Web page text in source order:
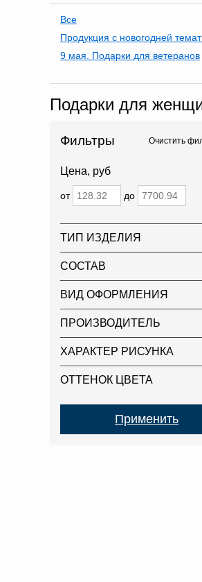
Все
Продукция с новогодней
9 мая. Подарки для ветеранов
Подарки для
Фильтры Очистить
Цена, руб
от до
ТИП ИЗДЕЛИЯ
СОСТАВ
ВИД ОФОРМЛЕНИЯ
ПРОИЗВОДИТЕЛЬ
ХАРАКТЕР РИСУНКА
ОТТЕНОК ЦВЕТА